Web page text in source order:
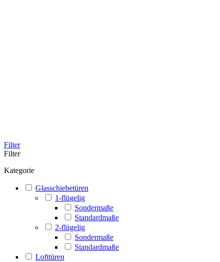
Filter
Filter
Kategorie
Glasschiebetüren
1-flügelig
Sondermaße
Standardmaße
2-flügelig
Sondermaße
Standardmaße
Lofttüren